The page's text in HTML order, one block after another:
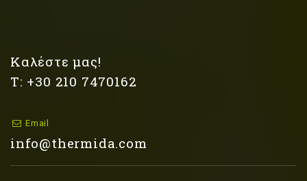
Καλέστε μας!
Τ: +30 210 7470162
Email
info@thermida.com